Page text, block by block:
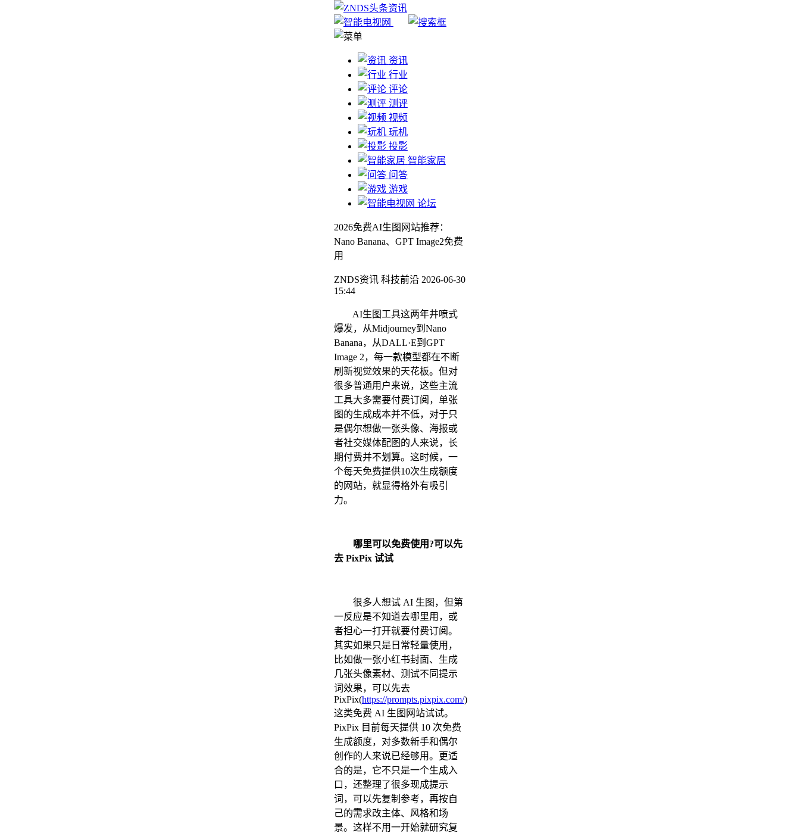
资讯
行业
评论
测评
视频
玩机
投影
智能家居
问答
游戏
论坛
2026免费AI生图网站推荐：
Nano Banana、GPT Image2免费
用
ZNDS资讯 科技前沿 2026-06-30
15:44
AI生图工具这两年井喷式
爆发，从Midjourney到Nano
Banana，从DALL·E到GPT
Image 2，每一款模型都在不断
刷新视觉效果的天花板。但对
很多普通用户来说，这些主流
工具大多需要付费订阅，单张
图的生成成本并不低，对于只
是偶尔想做一张头像、海报或
者社交媒体配图的人来说，长
期付费并不划算。这时候，一
个每天免费提供10次生成额度
的网站，就显得格外有吸引
力。
哪里可以免费使用?可以先
去 PixPix 试试
很多人想试 AI 生图，但第
一反应是不知道去哪里用，或
者担心一打开就要付费订阅。
其实如果只是日常轻量使用，
比如做一张小红书封面、生成
几张头像素材、测试不同提示
词效果，可以先去
PixPix(https://prompts.pixpix.com/)
这类免费 AI 生图网站试试。
PixPix 目前每天提供 10 次免费
生成额度，对多数新手和偶尔
创作的人来说已经够用。更适
合的是，它不只是一个生成入
口，还整理了很多现成提示
词，可以先复制参考，再按自
己的需求改主体、风格和场
景。这样不用一开始就研究复